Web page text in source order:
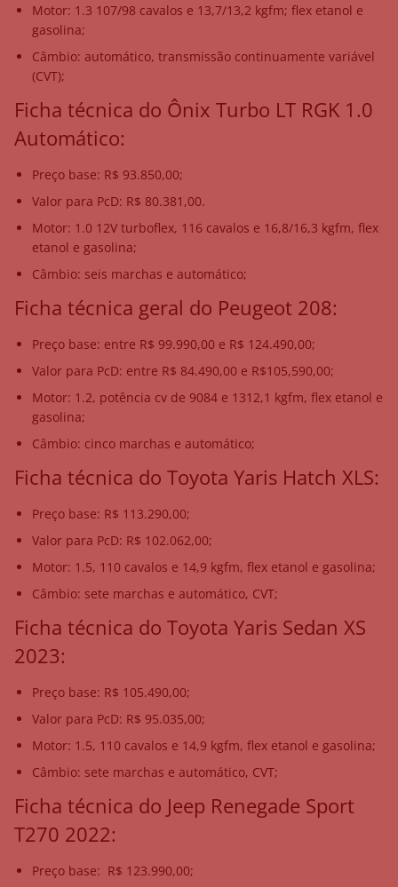
Motor: 1.3 107/98 cavalos e 13,7/13,2 kgfm; flex etanol e
gasolina;
Câmbio: automático, transmissão continuamente variável
(CVT);
Ficha técnica do Ônix Turbo LT RGK 1.0
Automático:
Preço base: R$ 93.850,00;
Valor para PcD: R$ 80.381,00.
Motor: 1.0 12V turboflex, 116 cavalos e 16,8/16,3 kgfm, flex
etanol e gasolina;
Câmbio: seis marchas e automático;
Ficha técnica geral do Peugeot 208:
Preço base: entre R$ 99.990,00 e R$ 124.490,00;
Valor para PcD: entre R$ 84.490,00 e R$105,590,00;
Motor: 1.2, potência cv de 9084 e 1312,1 kgfm, flex etanol e
gasolina;
Câmbio: cinco marchas e automático;
Ficha técnica do Toyota Yaris Hatch XLS:
Preço base: R$ 113.290,00;
Valor para PcD: R$ 102.062,00;
Motor: 1.5, 110 cavalos e 14,9 kgfm, flex etanol e gasolina;
Câmbio: sete marchas e automático, CVT;
Ficha técnica do Toyota Yaris Sedan XS
2023:
Preço base: R$ 105.490,00;
Valor para PcD: R$ 95.035,00;
Motor: 1.5, 110 cavalos e 14,9 kgfm, flex etanol e gasolina;
Câmbio: sete marchas e automático, CVT;
Ficha técnica do Jeep Renegade Sport
T270 2022:
Preço base: R$ 123.990,00;